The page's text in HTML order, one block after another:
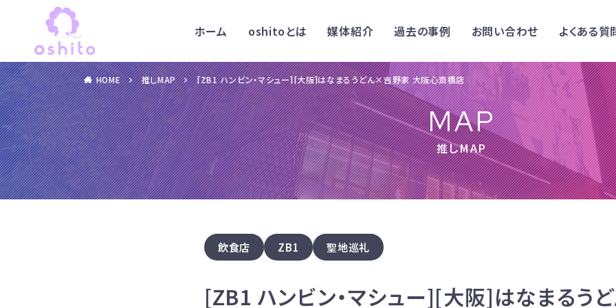
ホーム oshitoとは 媒体紹介 過去の事例 お問い合わせ よくある質
HOME 推しMAP [ZB1 ハンビン・マシュー][大阪]はなまるうどん×吉野家 大阪心斎橋店
MAP
推しMAP
飲食店 ZB1 聖地巡礼
[ZB1 ハンビン・マシュー][大阪]はなまるう